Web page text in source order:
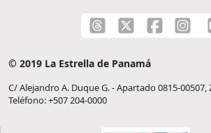
© 2019 La Estrella de Panamá
C/ Alejandro A. Duque G. - Apartado 0815-00507,
Teléfono: +507 204-0000